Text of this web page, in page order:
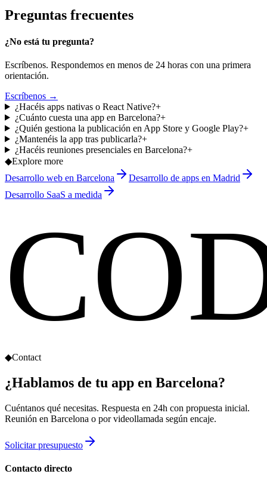
Preguntas frecuentes
¿No está tu pregunta?
Escríbenos. Respondemos en menos de 24 horas con una primera
orientación.
Escríbenos →
¿Hacéis apps nativas o React Native?+
¿Cuánto cuesta una app en Barcelona?+
¿Quién gestiona la publicación en App Store y Google Play?+
¿Mantenéis la app tras publicarla?+
¿Hacéis reuniones presenciales en Barcelona?+
◆Explore more
Desarrollo web en Barcelona
Desarrollo de apps en Madrid
Desarrollo SaaS a medida
◆Contact
¿Hablamos de tu app en Barcelona?
Cuéntanos qué necesitas. Respuesta en 24h con propuesta inicial.
Reunión en Barcelona o por videollamada según encaje.
Solicitar presupuesto
Contacto directo